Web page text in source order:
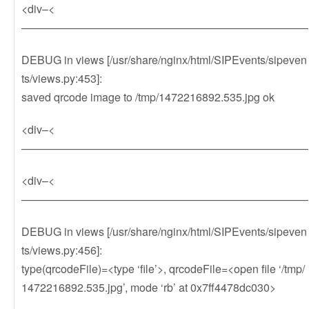
<div–<
——————————————————————————
DEBUG in views [/usr/share/nginx/html/SIPEvents/sipeven
ts/views.py:453]:
saved qrcode image to /tmp/1472216892.535.jpg ok
<div–<
——————————————————————————
<div–<
——————————————————————————
DEBUG in views [/usr/share/nginx/html/SIPEvents/sipeven
ts/views.py:456]:
type(qrcodeFile)=<type ‘file’>, qrcodeFile=<open file ‘/tmp/
1472216892.535.jpg’, mode ‘rb’ at 0x7ff4478dc030>